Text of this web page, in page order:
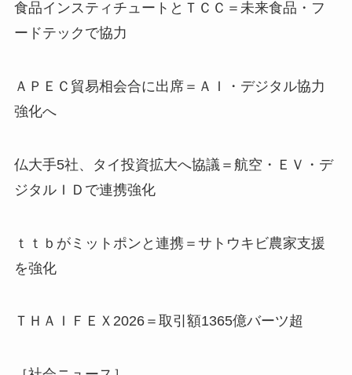
食品インスティチュートとＴＣＣ＝未来食品・フ
ードテックで協力
ＡＰＥＣ貿易相会合に出席＝ＡＩ・デジタル協力
強化へ
仏大手5社、タイ投資拡大へ協議＝航空・ＥＶ・デ
ジタルＩＤで連携強化
ｔｔｂがミットポンと連携＝サトウキビ農家支援
を強化
ＴＨＡＩＦＥＸ2026＝取引額1365億バーツ超